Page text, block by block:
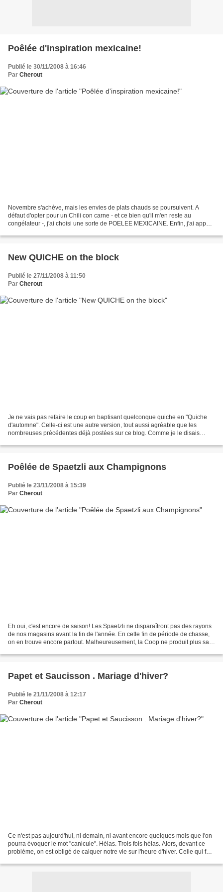
Poêlée d'inspiration mexicaine!
Publié le 30/11/2008 à 16:46
Par Cherout
Novembre s'achève, mais les envies de plats chauds se poursuivent. A
défaut d'opter pour un Chili con carne - et ce bien qu'il m'en reste au
congélateur -, j'ai choisi une sorte de POELEE MEXICAINE. Enfin, j'ai appelé
New QUICHE on the block
Publié le 27/11/2008 à 11:50
Par Cherout
Je ne vais pas refaire le coup en baptisant quelconque quiche en "Quiche
d'automne". Celle-ci est une autre version, tout aussi agréable que les
nombreuses précédentes déjà postées sur ce blog. Comme je le disais
Poêlée de Spaetzli aux Champignons
Publié le 23/11/2008 à 15:39
Par Cherout
Eh oui, c'est encore de saison! Les Spaetzli ne disparaîtront pas des rayons
de nos magasins avant la fin de l'année. En cette fin de période de chasse,
on en trouve encore partout. Malheureusement, la Coop ne produit plus sa
Papet et Saucisson . Mariage d'hiver?
Publié le 21/11/2008 à 12:17
Par Cherout
Ce n'est pas aujourd'hui, ni demain, ni avant encore quelques mois que l'on
pourra évoquer le mot "canicule". Hélas. Trois fois hélas. Alors, devant ce
problème, on est obligé de calquer notre vie sur l'heure d'hiver. Celle qui fait